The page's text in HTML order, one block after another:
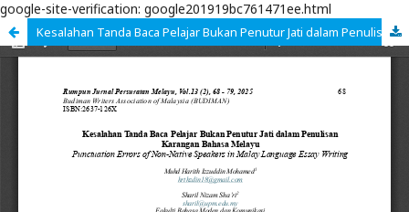
google-site-verification: google201919bc761471ee.html
Kesalahan Tanda Baca Pelajar Bukan Penutur Jati dalam Penulisan Karangan Bahasa Melayu